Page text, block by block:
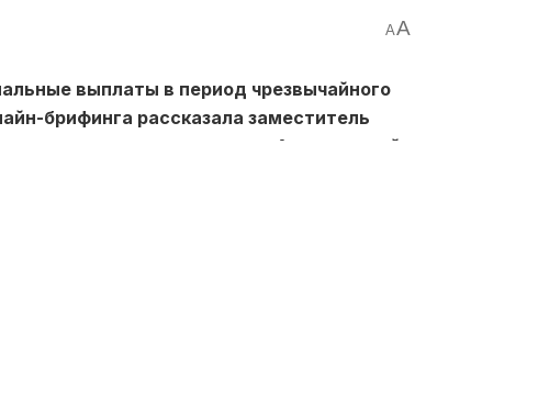
AA
выплаты в период чрезвычайного
брифинга рассказала заместитель
и социальных программ Алматинской